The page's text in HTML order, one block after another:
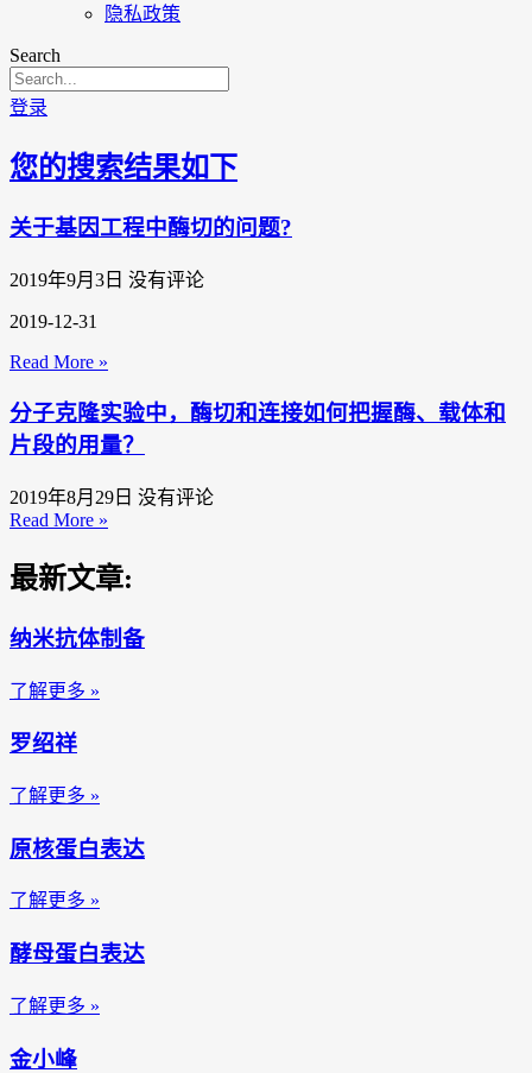
隐私政策
Search
登录
您的搜索结果如下
关于基因工程中酶切的问题?
2019年9月3日 没有评论
2019-12-31
Read More »
分子克隆实验中，酶切和连接如何把握酶、载体和
片段的用量？
2019年8月29日 没有评论
Read More »
最新文章:
纳米抗体制备
了解更多 »
罗绍祥
了解更多 »
原核蛋白表达
了解更多 »
酵母蛋白表达
了解更多 »
金小峰